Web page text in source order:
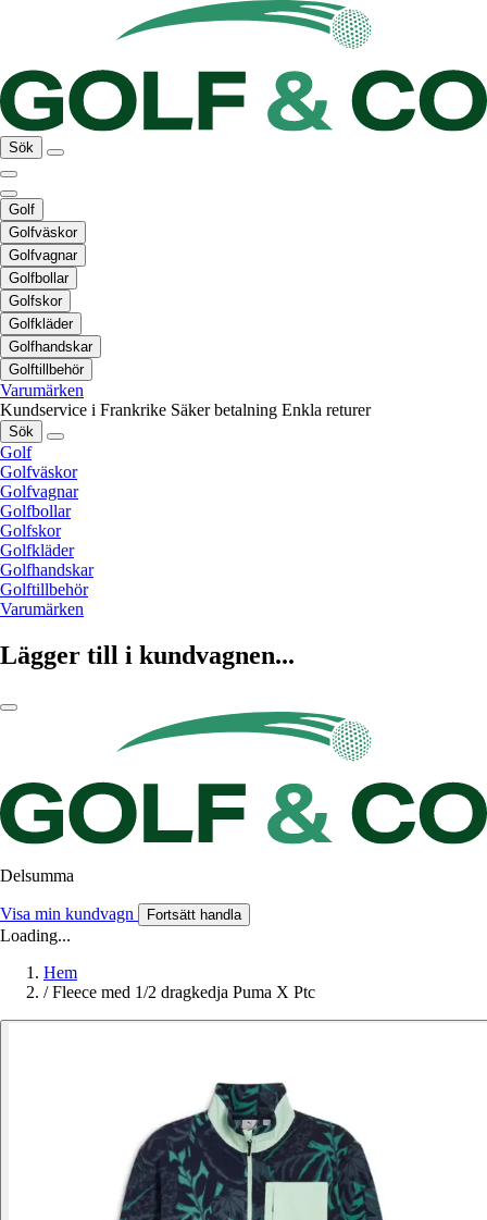
Sök
Golf
Golfväskor
Golfvagnar
Golfbollar
Golfskor
Golfkläder
Golfhandskar
Golftillbehör
Varumärken
Kundservice i Frankrike Säker betalning Enkla returer
Sök
Golf
Golfväskor
Golfvagnar
Golfbollar
Golfskor
Golfkläder
Golfhandskar
Golftillbehör
Varumärken
Lägger till i kundvagnen...
Delsumma
Visa min kundvagn Fortsätt handla
Loading...
Hem
/ Fleece med 1/2 dragkedja Puma X Ptc